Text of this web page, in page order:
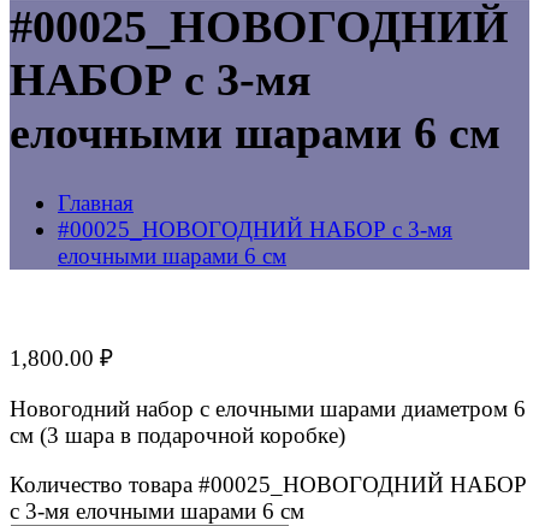
#00025_НОВОГОДНИЙ
НАБОР с 3-мя
елочными шарами 6 см
Главная
#00025_НОВОГОДНИЙ НАБОР с 3-мя
елочными шарами 6 см
1,800.00 ₽
Новогодний набор с елочными шарами диаметром 6
см (3 шара в подарочной коробке)
Количество товара #00025_НОВОГОДНИЙ НАБОР
с 3-мя елочными шарами 6 см